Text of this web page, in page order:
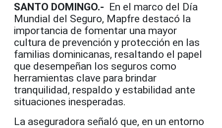
SANTO DOMINGO.- En el marco del Día
Mundial del Seguro, Mapfre destacó la
importancia de fomentar una mayor
cultura de prevención y protección en las
familias dominicanas, resaltando el papel
que desempeñan los seguros como
herramientas clave para brindar
tranquilidad, respaldo y estabilidad ante
situaciones inesperadas.
La aseguradora señaló que, en un entorno